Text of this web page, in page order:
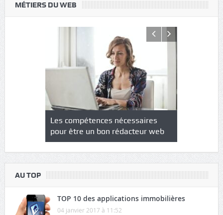
MÉTIERS DU WEB
: un
Les compétences nécessaires
pour être un bon rédacteur web
AU TOP
TOP 10 des applications immobilières
04 janvier 2017 à 11:52